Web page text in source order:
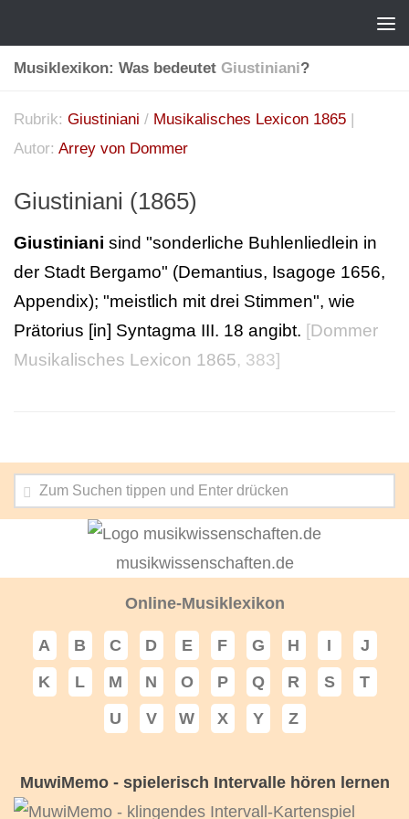
Musiklexikon: Was bedeutet Giustiniani?
Rubrik: Giustiniani / Musikalisches Lexicon 1865 |
Autor: Arrey von Dommer
Giustiniani (1865)
Giustiniani sind "sonderliche Buhlenliedlein in
der Stadt Bergamo" (Demantius, Isagoge 1656,
Appendix); "meistlich mit drei Stimmen", wie
Prätorius [in] Syntagma III. 18 angibt. [Dommer
Musikalisches Lexicon 1865, 383]
musikwissenschaften.de
Online-Musiklexikon
A B C D E F G H I
J
K
L M N O P Q R S
T
U
V W X Y Z
MuwiMemo - spielerisch Intervalle hören lernen